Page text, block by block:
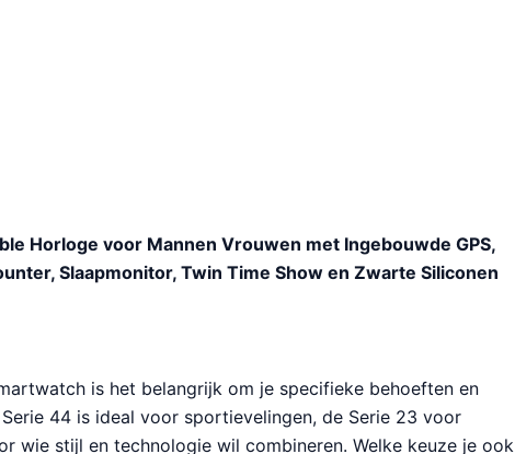
Horloge voor Mannen Vrouwen met Ingebouwde GPS,
Slaapmonitor, Twin Time Show en Zwarte Siliconen
is het belangrijk om je specifieke behoeften en
44 is ideal voor sportievelingen, de Serie 23 voor
wie stijl en technologie wil combineren. Welke keuze je ook